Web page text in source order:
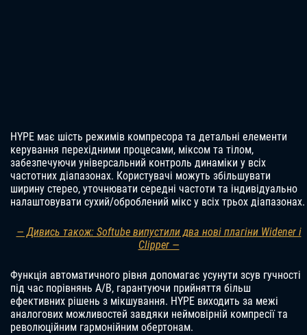
HYPE має шість режимів компресора та детальні елементи
керування перехідними процесами, міксом та тілом,
забезпечуючи універсальний контроль динаміки у всіх
частотних діапазонах. Користувачі можуть збільшувати
ширину стерео, уточнювати середні частоти та індивідуально
налаштовувати сухий/оброблений мікс у всіх трьох діапазонах.
— Дивись також: Softube випустили два нові плагіни Widener і
Clipper —
Функція автоматичного рівня допомагає усунути зсув гучності
під час порівнянь A/B, гарантуючи прийняття більш
ефективних рішень з мікшування. HYPE виходить за межі
аналогових можливостей завдяки неймовірній компресії та
революційним гармонійним обертонам.